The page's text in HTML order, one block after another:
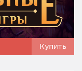
Купить